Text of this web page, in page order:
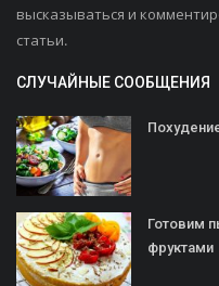
высказываться и
статьи.
СЛУЧАЙНЫЕ СООБЩЕНИЯ
Готовим
фруктами